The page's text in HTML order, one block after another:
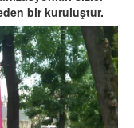
bir kuruluştur.